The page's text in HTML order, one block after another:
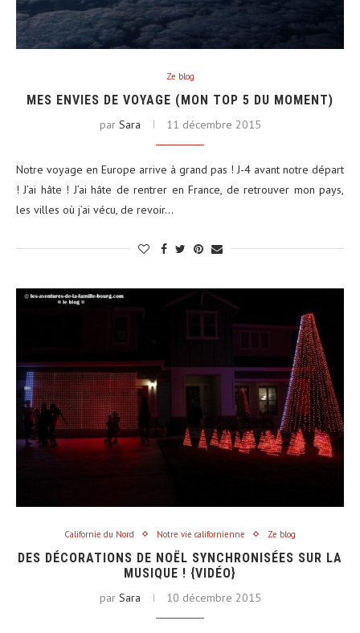
Ze blog
MES ENVIES DE VOYAGE (MON TOP 5 DU MOMENT)
par Sara 11 décembre 2015
Notre voyage en Europe arrive à grand pas ! J-4 avant notre départ
! J’ai hâte ! J’ai hâte de rentrer en France, de retrouver mon pays,
les villes où j’ai vécu, de revoir…
Californie du Nord Notre vie californienne Ze blog
DES DÉCORATIONS DE NOËL SYNCHRONISÉES SUR LA
MUSIQUE ! {VIDÉO}
par Sara 10 décembre 2015